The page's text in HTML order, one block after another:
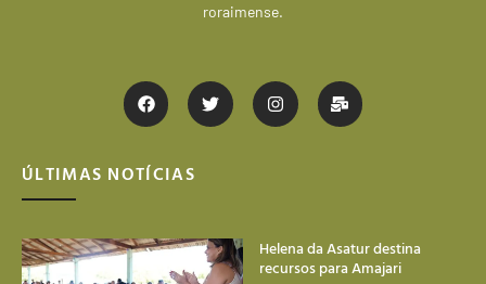
roraimense.
ÚLTIMAS NOTÍCIAS
Helena da Asatur destina
recursos para Amajari